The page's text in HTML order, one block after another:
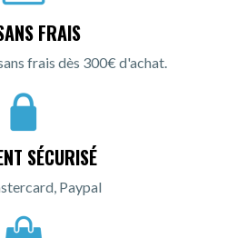
FRAIS
frais dès 300€ d'achat.
SÉCURISÉ
Paypal